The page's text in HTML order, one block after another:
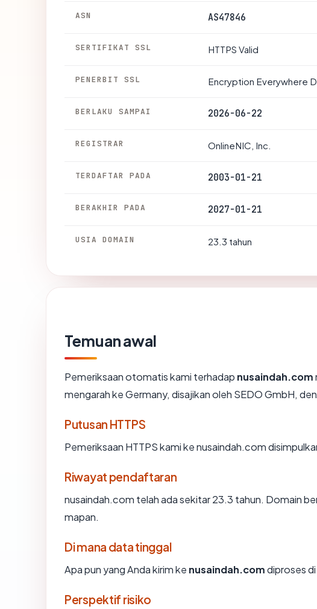
ASN AS47846
SERTIFIKAT SSL HTTPS Valid
PENERBIT SSL Encryption Everywhere
BERLAKU SAMPAI 2026-06-22
REGISTRAR OnlineNIC, Inc.
TERDAFTAR PADA 2003-01-21
BERAKHIR PADA 2027-01-21
USIA DOMAIN 23.3 tahun
Temuan awal
Pemeriksaan otomatis kami terhadap nusaindah.com
mengarah ke Germany, disajikan oleh SEDO GmbH,
Putusan HTTPS
Pemeriksaan HTTPS kami ke nusaindah.com
Riwayat pendaftaran
nusaindah.com telah ada sekitar 23.3 tahun. Domain
mapan.
Di mana data tinggal
Apa pun yang Anda kirim ke nusaindah.comdiproses
Perspektif risiko